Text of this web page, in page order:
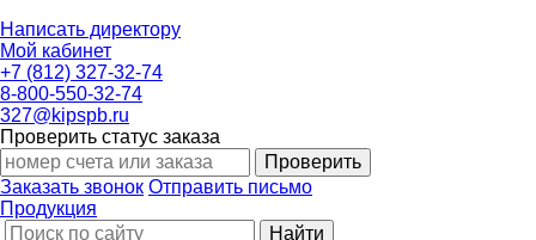
Написать директору
Мой кабинет
+7 (812) 327-32-74
8-800-550-32-74
327@kipspb.ru
Проверить статус заказа
Проверить
Заказать звонок Отправить письмо
Продукция
Найти